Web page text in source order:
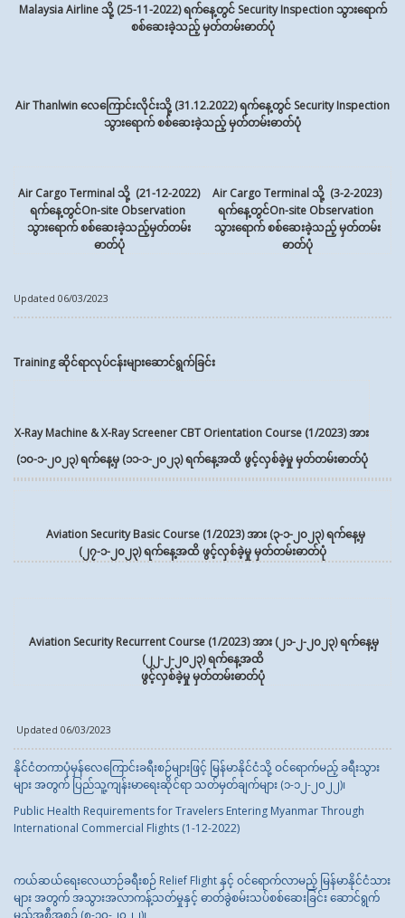
Malaysia Airline သို့ (25-11-2022) ရက်နေ့တွင် Security Inspectionသွားရောက်
စစ်ဆေးခဲ့သည့် မှတ်တမ်းဓာတ်ပုံ
Air Thanlwin လေကြောင်းလိုင်းသို့ (31.12.2022) ရက်နေ့တွင် Security Inspection
သွားရောက်စစ်ဆေးခဲ့သည့် မှတ်တမ်းဓာတ်ပုံ
Air Cargo Terminal သို့ (21-12-2022)
ရက်နေ့တွင်On-site Observation
သွားရောက် စစ်ဆေးခဲ့သည့်မှတ်တမ်း
ဓာတ်ပုံ
Air Cargo Terminal သို့ (3-2-2023)
ရက်နေ့တွင်On-site Observation
သွားရောက် စစ်ဆေးခဲ့သည့်မှတ်တမ်း
ဓာတ်ပုံ
Updated 06/03/2023
Training ဆိုင်ရာလုပ်ငန်းများဆောင်ရွက်ခြင်း
X-Ray Machine & X-Ray Screener CBT Orientation Course (1/2023) အား
(၁၀-၁-၂၀၂၃) ရက်နေ့မှ (၁၁-၁-၂၀၂၃) ရက်နေ့အထိ ဖွင့်လှစ်ခဲ့မှု မှတ်တမ်းဓာတ်ပုံ
Aviation Security Basic Course (1/2023) အား (၃-၁-၂၀၂၃) ရက်နေ့မှ
(၂၇-၁-၂၀၂၃) ရက်နေ့အထိ ဖွင့်လှစ်ခဲ့မှု မှတ်တမ်းဓာတ်ပုံ
Aviation Security Recurrent Course (1/2023) အား (၂၁-၂-၂၀၂၃) ရက်နေ့မှ
(၂၂-၂-၂၀၂၃) ရက်နေ့အထိ
ဖွင့်လှစ်ခဲ့မှု မှတ်တမ်းဓာတ်ပုံ
Updated 06/03/2023
နိုင်ငံတကာပုံမှန်လေကြောင်းခရီးစဉ်များဖြင့် မြန်မာနိုင်ငံသို့ ဝင်ရောက်မည့် ခရီးသွား
များ အတွက် ပြည်သူ့ကျန်းမာရေးဆိုင်ရာ သတ်မှတ်ချက်များ (၁-၁၂-၂၀၂၂)၊
Public Health Requirements for Travelers Entering Myanmar Through
International Commercial Flights (1-12-2022)
ကယ်ဆယ်ရေးလေယာဉ်ခရီးစဉ် Relief Flight နှင့် ဝင်ရောက်လာမည့် မြန်မာနိုင်ငံသား
များ အတွက် အသွားအလာကန့်သတ်မှုနှင့် ဓာတ်ခွဲစမ်းသပ်စစ်ဆေးခြင်း ဆောင်ရွက်
မည့်အစီအစဉ် (၈-၁၀-၂၀၂၂)၊